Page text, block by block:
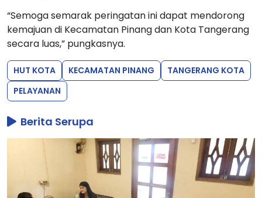
“Semoga semarak peringatan ini dapat mendorong
kemajuan di Kecamatan Pinang dan Kota Tangerang
secara luas,” pungkasnya.
HUT KOTA KECAMATAN PINANG
TANGERANG KOTA
PELAYANAN
Berita Serupa